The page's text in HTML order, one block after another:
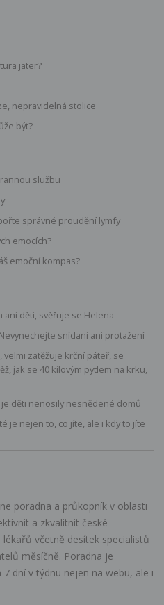
jater?
nepravidelná stolice
být?
službu
správné proudění lymfy
emocích?
emoční kompas?
ani děti, svěřuje se Helena
snídani ani protažení
zatěžuje krční páteř, se
jak se 40 kilovým pytlem na krku,
je děti nenosily nesnědené domů
je nejen to, co jíte, ale i kdy to jíte
poradna a průkopník v oblasti
a zkvalitnit české
včetně desítek specialistů
měsíčně. Poradna je
dní v týdnu nejen na webu, ale i